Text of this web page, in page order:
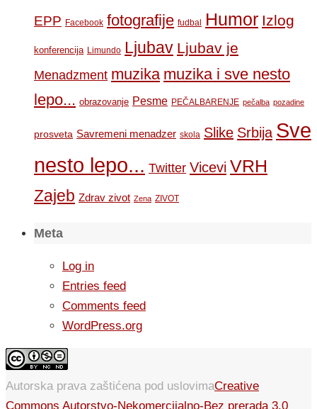
EPP Facebook fotografije fudbal Humor Izlog
konferencija Limundo Ljubav Ljubav je
Menadzment muzika muzika i sve nesto
lepo... obrazovanje Pesme PEČALBARENJE pečalba pozadine
prosveta Savremeni menadzer skola Slike Srbija Sve
nesto lepo... Twitter Vicevi VRH
Zajeb Zdrav zivot Zena ZIVOT
Meta
Log in
Entries feed
Comments feed
WordPress.org
Autorska prava zaštićena pod uslovimaCreative
Commons Autorstvo-Nekomercijalno-Bez prerada 3.0